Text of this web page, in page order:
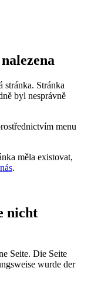
stránka. Stránka
byl nesprávně
menu
měla existovat,
.
nicht
Seite. Die Seite
wurde der